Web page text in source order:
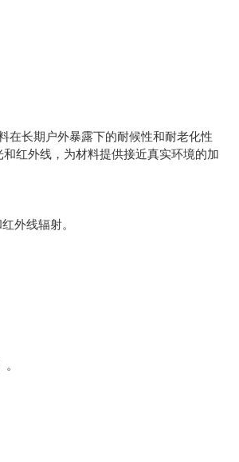
在长期户外暴露下的耐候性和耐老化性
红外线，为材料提供接近真实环境的加
外线辐射。